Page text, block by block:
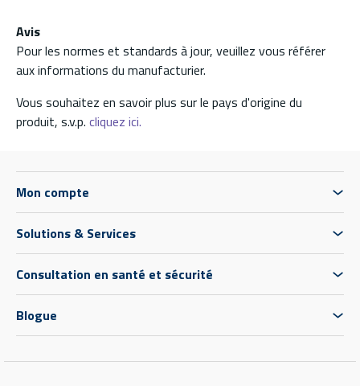
Avis
Pour les normes et standards à jour, veuillez vous référer
aux informations du manufacturier.
Vous souhaitez en savoir plus sur le pays d'origine du
produit, s.v.p. cliquez ici.
Mon compte
Solutions & Services
Consultation en santé et sécurité
Blogue